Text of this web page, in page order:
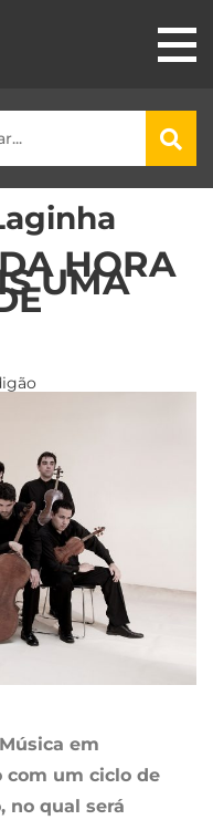
HORA
UMA
em
com um ciclo de
no qual será